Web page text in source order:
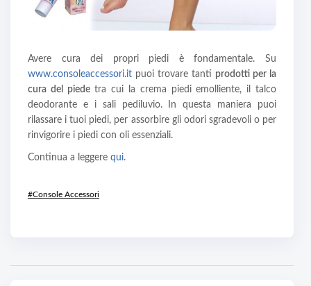
Avere cura dei propri piedi è fondamentale. Su
www.consoleaccessori.it puoi trovare tanti prodotti per la
cura del piedetra cui la crema piedi emolliente, il talco
deodorante e i sali pediluvio. In questa maniera puoi
rilassare i tuoi piedi, per assorbire gli odori sgradevoli o per
rinvigorire i piedi con oli essenziali.
Continua a leggere qui.
#Console Accessori